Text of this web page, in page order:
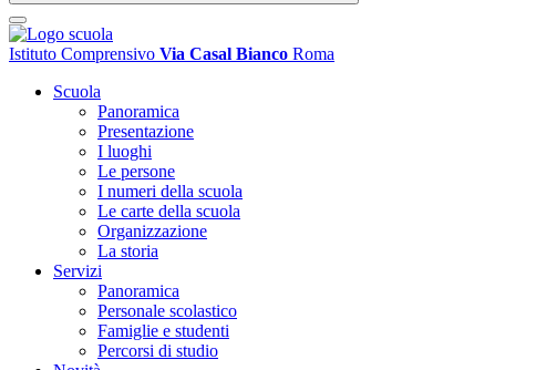
Istituto Comprensivo Via Casal Bianco Roma
Scuola
Panoramica
Presentazione
I luoghi
Le persone
I numeri della scuola
Le carte della scuola
Organizzazione
La storia
Servizi
Panoramica
Personale scolastico
Famiglie e studenti
Percorsi di studio